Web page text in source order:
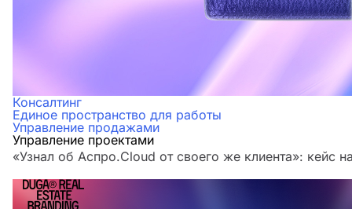
Консалтинг
Единое пространство для работы
Управление продажами
Управление проектами
«Узнал об Аспро.Cloud от своего же клиента»: кейс